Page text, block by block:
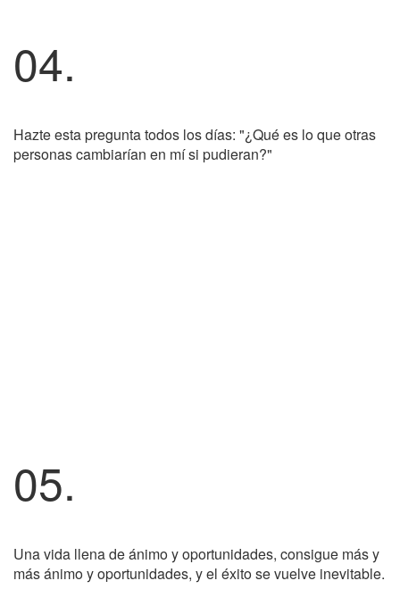
04.
Hazte esta pregunta todos los días: "¿Qué es lo que otras
personas cambiarían en mí si pudieran?"
05.
Una vida llena de ánimo y oportunidades, consigue más y
más ánimo y oportunidades, y el éxito se vuelve inevitable.